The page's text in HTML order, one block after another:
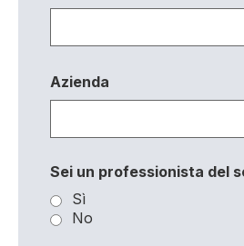
Azienda
Sei un professionista del
Sì
No